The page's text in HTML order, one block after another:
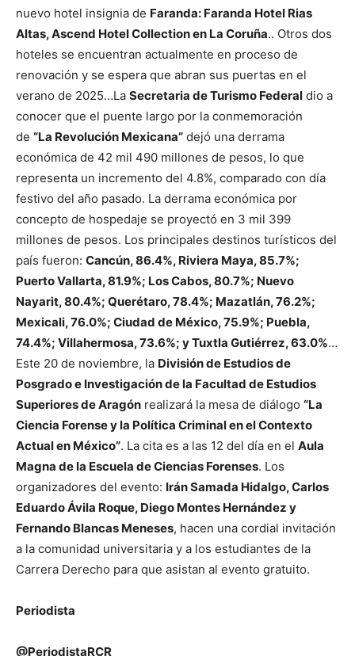
nuevo hotel insignia de Faranda: Faranda Hotel Rias
Altas, Ascend Hotel Collection en La Coruña.. Otros dos
hoteles se encuentran actualmente en proceso de
renovación y se espera que abran sus puertas en el
verano de 2025…La Secretaria de Turismo Federal dio a
conocer que el puente largo por la conmemoración
de “La Revolución Mexicana” dejó una derrama
económica de 42 mil 490 millones de pesos, lo que
representa un incremento del 4.8%, comparado con día
festivo del año pasado. La derrama económica por
concepto de hospedaje se proyectó en 3 mil 399
millones de pesos. Los principales destinos turísticos del
país fueron: Cancún, 86.4%, Riviera Maya, 85.7%;
Puerto Vallarta, 81.9%; Los Cabos, 80.7%; Nuevo
Nayarit, 80.4%; Querétaro, 78.4%; Mazatlán, 76.2%;
Mexicali, 76.0%; Ciudad de México, 75.9%; Puebla,
74.4%; Villahermosa, 73.6%; y Tuxtla Gutiérrez, 63.0%…
Este 20 de noviembre, la División de Estudios de
Posgrado e Investigación de la Facultad de Estudios
Superiores de Aragón realizará la mesa de diálogo “La
Ciencia Forense y la Política Criminal en el Contexto
Actual en México”. La cita es a las 12 del día en el Aula
Magna de la Escuela de Ciencias Forenses. Los
organizadores del evento: Irán Samada Hidalgo, Carlos
Eduardo Ávila Roque, Diego Montes Hernández y
Fernando Blancas Meneses, hacen una cordial invitación
a la comunidad universitaria y a los estudiantes de la
Carrera Derecho para que asistan al evento gratuito.
Periodista
@PeriodistaRCR